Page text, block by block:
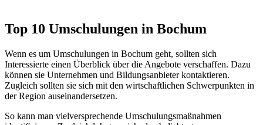
Top 10 Umschulungen in Bochum
Wenn es um Umschulungen in Bochum geht, sollten sich
Interessierte einen Überblick über die Angebote verschaffen. Dazu
können sie Unternehmen und Bildungsanbieter kontaktieren.
Zugleich sollten sie sich mit den wirtschaftlichen Schwerpunkten in
der Region auseinandersetzen.
So kann man vielversprechende Umschulungsmaßnahmen